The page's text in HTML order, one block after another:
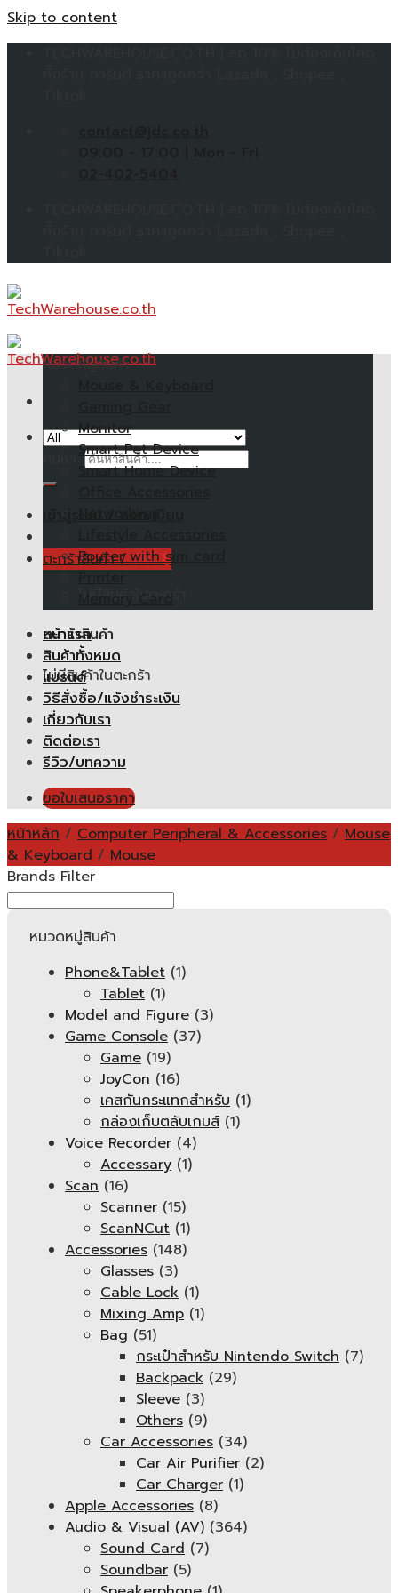
Skip to content
ตะกร้าสินค้า /0.00฿
ไม่มีสินค้าในตะกร้า
ตะกร้าสินค้า
ไม่มีสินค้าในตะกร้า
หมวดหมู่สินค้า
Monitor
Smart Pet Device
Smart Home Device
Router with sim card
Memory Card
หน้าแรก
สินค้าทั้งหมด
แบรนด์
วิธีสั่งซื้อ/แจ้งชำระเงิน
เกี่ยวกับเรา
ติดต่อเรา
รีวิว/บทความ
ขอใบเสนอราคา
หน้าหลัก / Computer Peripheral & Accessories / Mouse
& Keyboard / Mouse
Brands Filter
หมวดหมู่สินค้า
Phone&Tablet (1)
Tablet (1)
Model and Figure (3)
Game Console (37)
Game (19)
JoyCon (16)
เคสกันกระแทกสำหรับ (1)
กล่องเก็บตลับเกมส์ (1)
Voice Recorder (4)
Accessary (1)
Scan (16)
Scanner (15)
ScanNCut (1)
Accessories (148)
Glasses (3)
Cable Lock (1)
Mixing Amp (1)
Bag (51)
กระเป๋าสำหรับ Nintendo Switch (7)
Backpack (29)
Sleeve (3)
Others (9)
Car Accessories (34)
Car Air Purifier (2)
Car Charger (1)
Apple Accessories (8)
Audio & Visual (AV) (364)
Sound Card (7)
Soundbar (5)